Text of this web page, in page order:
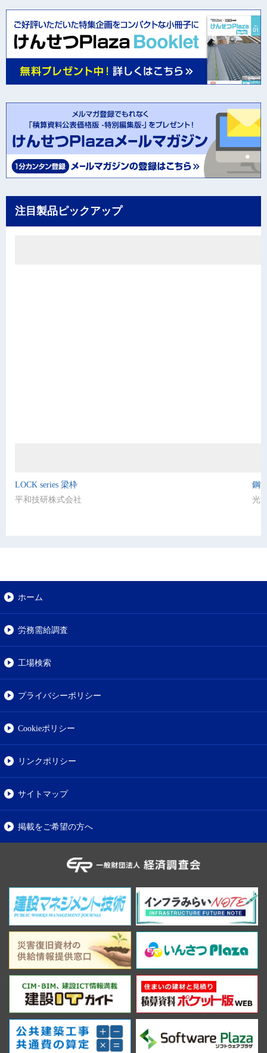
注目製品ピックアップ
LOCK series 梁枠
平和技研株式会社
鋼
光
ホーム
労務需給調査
工場検索
プライバシーポリシー
Cookieポリシー
リンクポリシー
サイトマップ
掲載をご希望の方へ